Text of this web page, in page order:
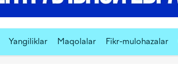
Yangiliklar Maqolalar Fikr-mulohazalar